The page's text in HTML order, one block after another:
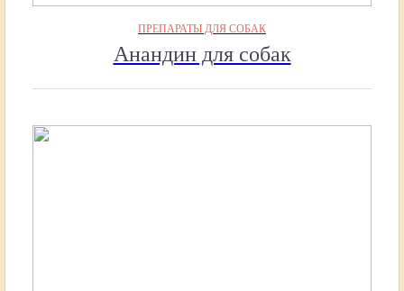
ПРЕПАРАТЫ ДЛЯ СОБАК
Анандин для собак